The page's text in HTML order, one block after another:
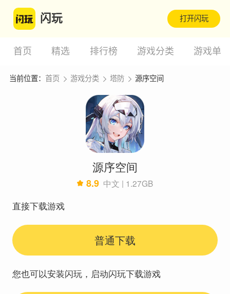
闪玩 打开闪玩
首页 精选 排行榜 游戏分类 游戏单
当前位置： 首页 游戏分类 塔防 源序空间
源序空间
8.9 中文 | 1.27GB
直接下载游戏
普通下载
您也可以安装闪玩，启动闪玩下载游戏